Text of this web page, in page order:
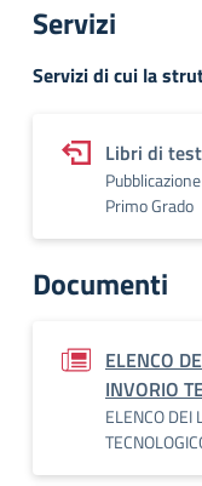
Servizi
Servizi di cui la
Libri di
Primo Grado
Documenti
ELENCO
INVORIO
ELENCO DEI